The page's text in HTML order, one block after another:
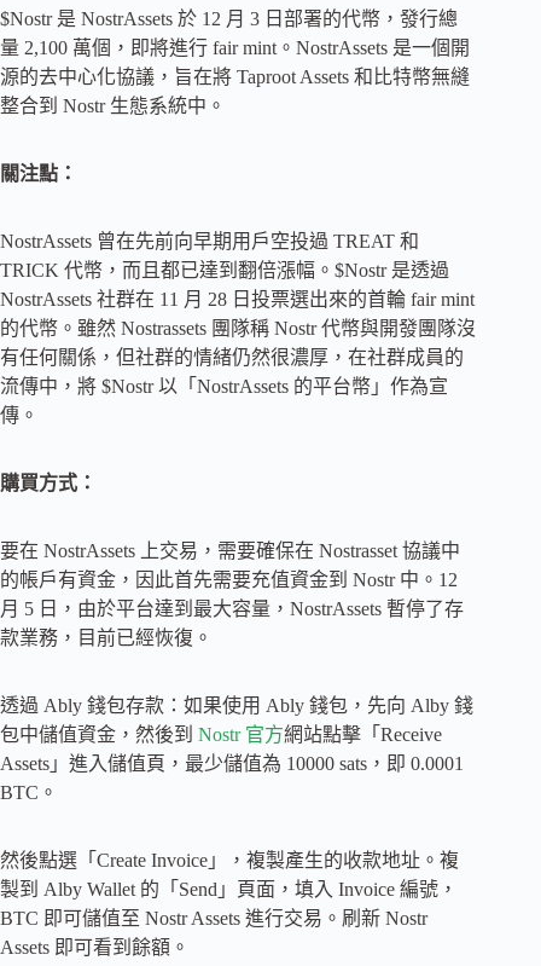
$Nostr 是 NostrAssets 於 12 月 3 日部署的代幣，發行總
量 2,100 萬個，即將進行 fair mint。NostrAssets 是一個開
源的去中心化協議，旨在將 Taproot Assets 和比特幣無縫
整合到 Nostr 生態系統中。
關注點：
NostrAssets 曾在先前向早期用戶空投過 TREAT 和
TRICK 代幣，而且都已達到翻倍漲幅。$Nostr 是透過
NostrAssets 社群在 11 月 28 日投票選出來的首輪 fair mint
的代幣。雖然 No​​strassets 團隊稱 Nostr 代幣與開發團隊沒
有任何關係，但社群的情緒仍然很濃厚，在社群成員的
流傳中，將 $Nostr 以「NostrAssets 的平台幣」作為宣
傳。
購買方式：
要在 NostrAssets 上交易，需要確保在 Nostrasset 協議中
的帳戶有資金，因此首先需要充值資金到 Nostr 中。12
月 5 日，由於平台達到最大容量，NostrAssets 暫停了存
款業務，目前已經恢復。
透過 Ably 錢包存款：如果使用 Ably 錢包，先向 Alby 錢
包中儲值資金，然後到 Nostr 官方網站點擊「Receive
Assets」進入儲值頁，最少儲值為 10000 sats，即 0.0001
BTC。
然後點選「Create Invoice」，複製產生的收款地址。複
製到 Alby Wallet 的「Send」頁面，填入 Invoice 編號，
BTC 即可儲值至 Nostr Assets 進行交易。刷新 Nostr
Assets 即可看到餘額。